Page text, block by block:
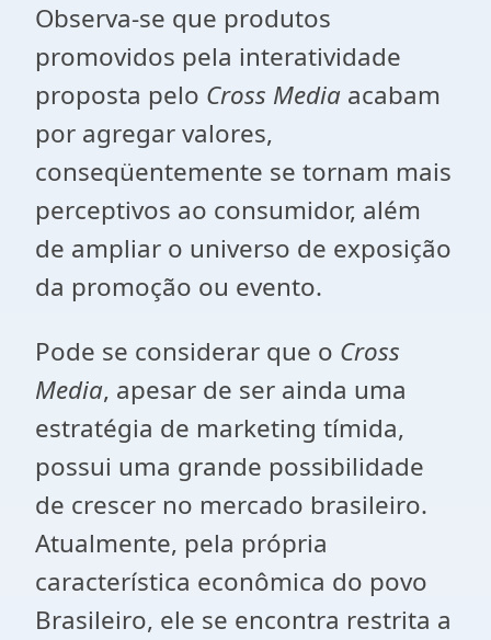
Observa-se que produtos
promovidos pela interatividade
proposta pelo Cross Media acabam
por agregar valores,
conseqüentemente se tornam mais
perceptivos ao consumidor, além
de ampliar o universo de exposição
da promoção ou evento.
Pode se considerar que o Cross
Media, apesar de ser ainda uma
estratégia de marketing tímida,
possui uma grande possibilidade
de crescer no mercado brasileiro.
Atualmente, pela própria
característica econômica do povo
Brasileiro, ele se encontra restrita a